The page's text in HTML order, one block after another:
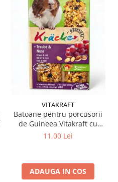
VITAKRAFT
Batoane pentru porcusorii
de Guineea Vitakraft cu
struguri & nuci 2 buc
11,00 Lei
ADAUGA IN COS